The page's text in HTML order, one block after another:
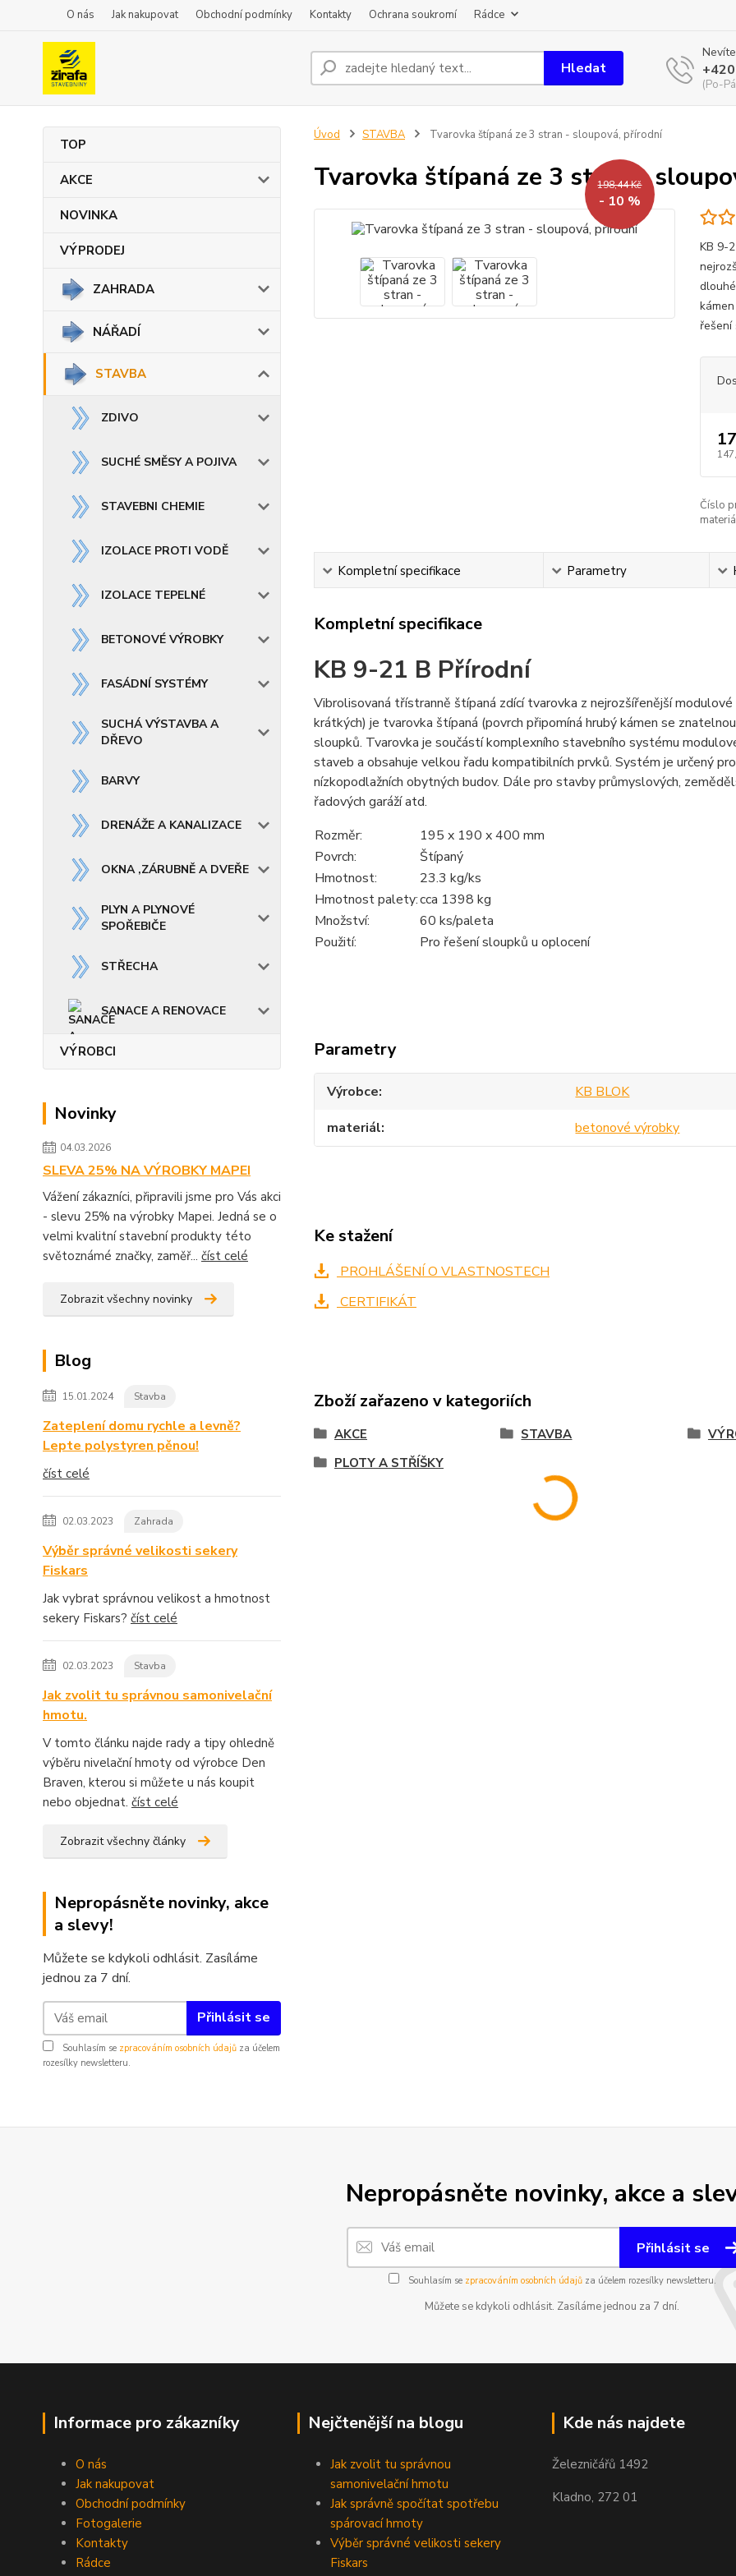
O nás Jak nakupovat Obchodní podmínky Kontakty Ochrana soukromí Rádce
Hledat
(Po-
TOP
AKCE
NOVINKA
VÝPRODEJ
ZAHRADA
NÁŘADÍ
STAVBA
ZDIVO
SUCHÉ SMĚSY A POJIVA
STAVEBNI CHEMIE
IZOLACE PROTI VODĚ
IZOLACE TEPELNÉ
BETONOVÉ VÝROBKY
FASÁDNÍ SYSTÉMY
SUCHÁ VÝSTAVBA A
DŘEVO
BARVY
DRENÁŽE A KANALIZACE
OKNA ,ZÁRUBNĚ A DVEŘE
PLYN A PLYNOVÉ
SPOŘEBIČE
STŘECHA
SANACE A RENOVACE
VÝROBCI
Novinky
04.03.2026
SLEVA 25% NA VÝROBKY MAPEI
Vážení zákazníci, připravili jsme pro Vás akci
- slevu 25% na výrobky Mapei. Jedná se o
velmi kvalitní stavební produkty této
světoznámé značky, zaměř... číst celé
Zobrazit všechny novinky
Blog
15.01.2024 Stavba
Zateplení domu rychle a levně?
Lepte polystyren pěnou!
číst celé
02.03.2023 Zahrada
Výběr správné velikosti sekery
Fiskars
Jak vybrat správnou velikost a hmotnost
sekery Fiskars? číst celé
02.03.2023 Stavba
Jak zvolit tu správnou samonivelační
hmotu.
V tomto článku najde rady a tipy ohledně
výběru nivelační hmoty od výrobce Den
Braven, kterou si můžete u nás koupit
nebo objednat. číst celé
Zobrazit všechny články
Nepropásněte novinky, akce
a slevy!
Můžete se kdykoli odhlásit. Zasíláme
jednou za 7 dní.
Přihlásit se
Souhlasím se zpracováním osobních údajů za účelem
rozesílky newsletteru.
Úvod STAVBA Tvarovka štípaná ze 3 stran - sloupová, přírodní
Tvarovka štípaná ze 3 stran -
198,44 Kč
- 10 %
KB 9-
řešení
Číslo
Kompletní specifikace Parametry
Kompletní specifikace
KB 9-21 B Přírodní
Vibrolisovaná třístranně štípaná zdící tvarovka z nejrozšířenější
krátkých) je tvarovka štípaná (povrch připomíná hrubý kámen se
sloupků. Tvarovka je součástí komplexního stavebního systému
staveb a obsahuje velkou řadu kompatibilních prvků. Systém je určený
nízkopodlažních obytných budov. Dále pro stavby průmyslových,
řadových garáží atd.
Rozměr:
195 x 190 x 400 mm
Povrch:
Štípaný
Hmotnost:
23.3 kg/ks
Hmotnost palety:cca 1398 kg
Množství:
60 ks/paleta
Použití:
Pro řešení sloupků u oplocení
Parametry
Výrobce
KB BLOK
materiál
betonové výrobky
Ke stažení
PROHLÁŠENÍ O VLASTNOSTECH
CERTIFIKÁT
Zboží zařazeno v kategoriích
AKCE STAVBA
PLOTY A STŘÍŠKY
Nepropásněte novinky, akce a
Přihlásit se
Souhlasím se zpracováním osobních údajůza účelem rozesílky newsletteru.
Můžete se kdykoli odhlásit. Zasíláme jednou za 7 dní.
Informace pro zákazníky
O nás
Jak nakupovat
Obchodní podmínky
Fotogalerie
Kontakty
Rádce
Nejčtenější na blogu
Jak zvolit tu správnou
samonivelační hmotu
Jak správně spočítat spotřebu
spárovací hmoty
Výběr správné velikosti sekery
Fiskars
Kde nás najdete
Železničářů 1492
Kladno, 272 01